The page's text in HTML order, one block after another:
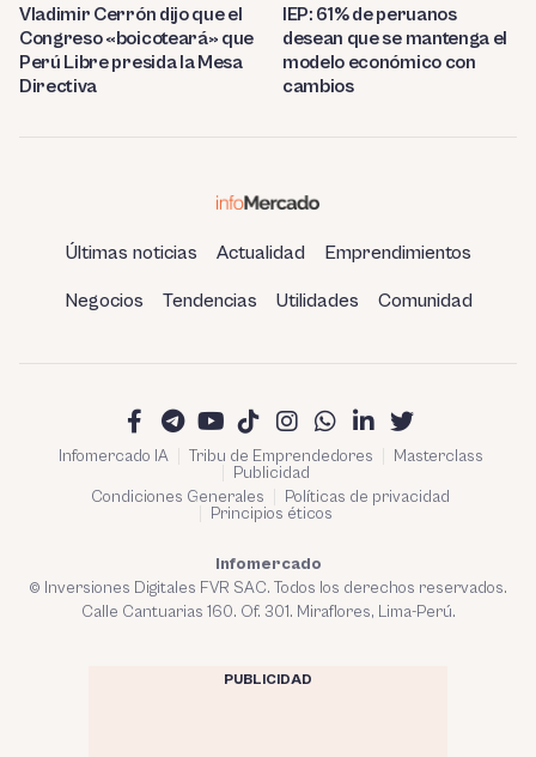
Vladimir Cerrón dijo que el
Congreso «boicoteará» que
Perú Libre presida la Mesa
Directiva
IEP: 61% de peruanos
desean que se mantenga el
modelo económico con
cambios
Últimas noticias Actualidad Emprendimientos
Negocios Tendencias Utilidades Comunidad
Infomercado IA Tribu de Emprendedores
Masterclass
Publicidad
Condiciones Generales
Políticas de privacidad
Principios éticos
Infomercado
© Inversiones Digitales FVR SAC. Todos los derechos reservados.
Calle Cantuarias 160. Of. 301. Miraflores, Lima-Perú.
PUBLICIDAD